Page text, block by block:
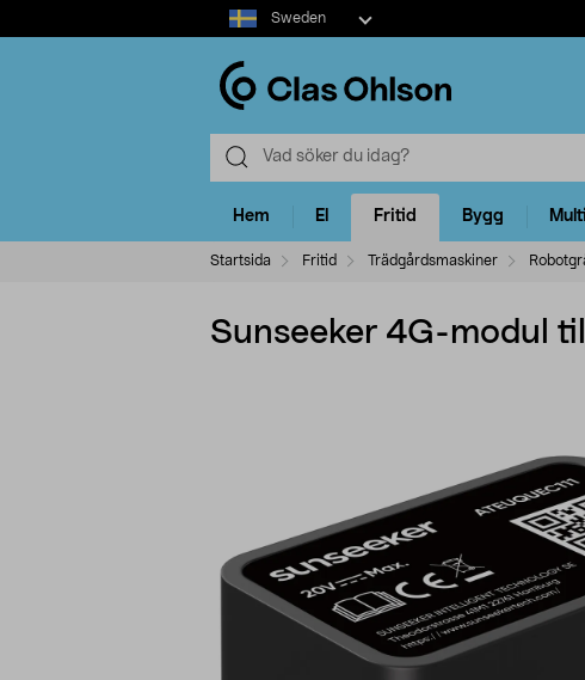
Select
market
Sweden
Hem El Fritid Bygg
Startsida Fritid Trädgårdsmaskiner
Sunseeker 4G-modul